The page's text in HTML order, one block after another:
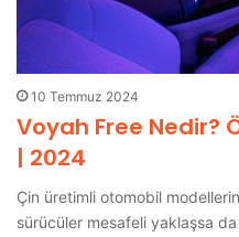
10 Temmuz 2024
Voyah Free Nedir?
| 2024
Çin üretimli otomobil
sürücüler mesafeli yaklaşsa